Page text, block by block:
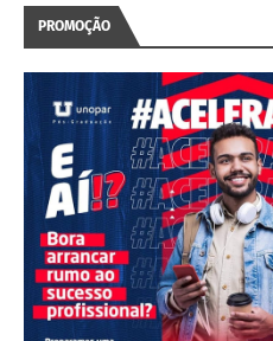
PROMOÇÃO